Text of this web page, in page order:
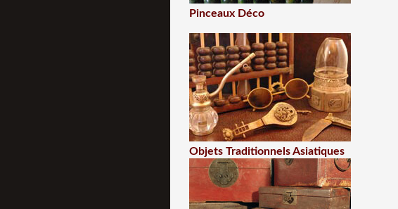
Pinceaux Déco
Objets Traditionnels Asiatiques